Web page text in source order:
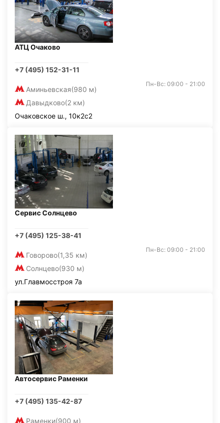
АТЦ Очаково
+7 (495) 152-31-11
Аминьевская(980 м)
Давыдково(2 км)
Пн-Вс: 09:00 - 21:00
Очаковское ш., 10к2с2
Сервис Солнцево
+7 (495) 125-38-41
Говорово(1,35 км)
Солнцево(930 м)
Пн-Вс: 09:00 - 21:00
ул.Главмосстроя 7а
Автосервис Раменки
+7 (495) 135-42-87
Раменки(900 м)